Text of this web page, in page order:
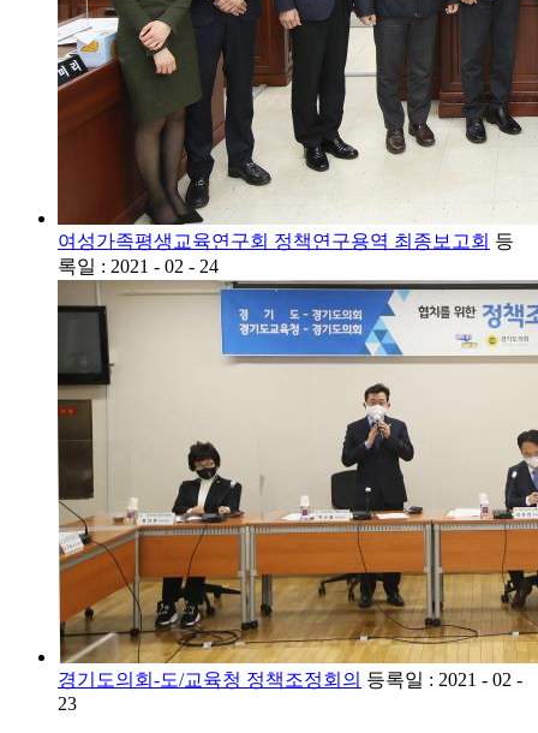
여성가족평생교육연구회 정책연구용역 최종보고회 등
록일 : 2021 - 02 - 24
경기도의회-도/교육청 정책조정회의 등록일 : 2021 - 02 -
23